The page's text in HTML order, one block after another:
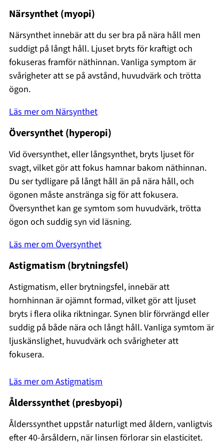
Närsynthet (myopi)
Närsynthet innebär att du ser bra på nära håll men
suddigt på långt håll. Ljuset bryts för kraftigt och
fokuseras framför näthinnan. Vanliga symptom är
svårigheter att se på avstånd, huvudvärk och trötta
ögon.
Läs mer om Närsynthet
Översynthet (hyperopi)
Vid översynthet, eller långsynthet, bryts ljuset för
svagt, vilket gör att fokus hamnar bakom näthinnan.
Du ser tydligare på långt håll än på nära håll, och
ögonen måste anstränga sig för att fokusera.
Översynthet kan ge symtom som huvudvärk, trötta
ögon och suddig syn vid läsning.
Läs mer om Översynthet
Astigmatism (brytningsfel)
Astigmatism, eller brytningsfel, innebär att
hornhinnan är ojämnt formad, vilket gör att ljuset
bryts i flera olika riktningar. Synen blir förvrängd eller
suddig på både nära och långt håll. Vanliga symtom är
ljuskänslighet, huvudvärk och svårigheter att
fokusera.
Läs mer om Astigmatism
Ålderssynthet (presbyopi)
Ålderssynthet uppstår naturligt med åldern, vanligtvis
efter 40-årsåldern, när linsen förlorar sin elasticitet.